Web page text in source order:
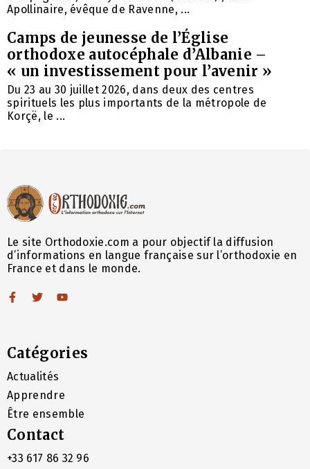
Apollinaire, évêque de Ravenne, ...
Camps de jeunesse de l’Église
orthodoxe autocéphale d’Albanie –
« un investissement pour l’avenir »
Du 23 au 30 juillet 2026, dans deux des centres
spirituels les plus importants de la métropole de
Korçë, le ...
Le site Orthodoxie.com a pour objectif la diffusion
d’informations en langue française sur l’orthodoxie en
France et dans le monde.
Catégories
Actualités
Apprendre
Être ensemble
Contact
+33 617 86 32 96